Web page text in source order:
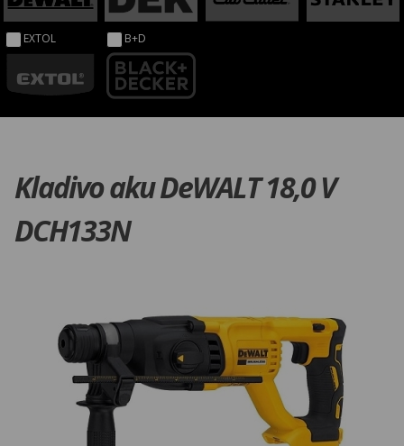
EXTOL B+D
Kladivo aku DeWALT 18,0 V
DCH133N